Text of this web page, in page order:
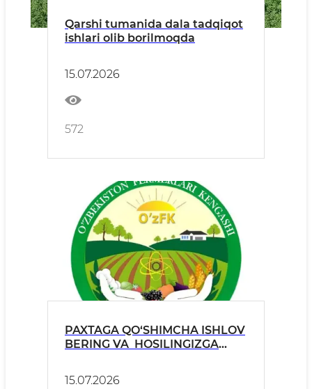
Qarshi tumanida dala tadqiqot
ishlari olib borilmoqda
15.07.2026
572
PAXTAGA QO‘SHIMCHA ISHLOV
BERING VA HOSILINGIZGA
15.07.2026